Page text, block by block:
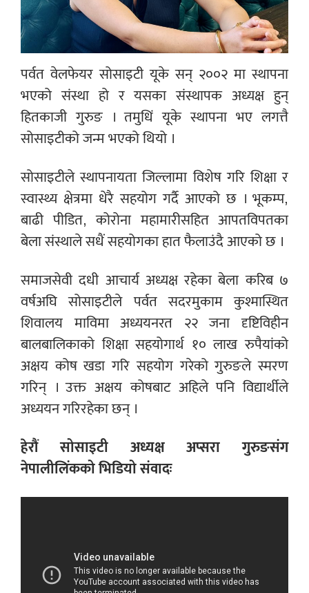
पर्वत वेलफेयर सोसाइटी यूके सन् २००२ मा स्थापना
भएको संस्था हो र यसका संस्थापक अध्यक्ष हुन्
हितकाजी गुरुङ । तमुधिं यूके स्थापना भए लगत्तै
सोसाइटीको जन्म भएको थियो ।
सोसाइटीले स्थापनायता जिल्लामा विशेष गरि शिक्षा र
स्वास्थ्य क्षेत्रमा धेरै सहयोग गर्दै आएको छ । भूकम्प,
बाढी पीडित, कोरोना महामारीसहित आपतविपतका
बेला संस्थाले सधैं सहयोगका हात फैलाउंदै आएको छ ।
समाजसेवी दधी आचार्य अध्यक्ष रहेका बेला करिब ७
वर्षअघि सोसाइटीले पर्वत सदरमुकाम कुश्मास्थित
शिवालय माविमा अध्ययनरत २२ जना दृष्टिविहीन
बालबालिकाको शिक्षा सहयोगार्थ १० लाख रुपैयांको
अक्षय कोष खडा गरि सहयोग गरेको गुरुङले स्मरण
गरिन् । उक्त अक्षय कोषबाट अहिले पनि विद्यार्थीले
अध्ययन गरिरहेका छन् ।
हेरौं सोसाइटी अध्यक्ष अप्सरा गुरुङसंग
नेपालीलिंकको भिडियो संवादः